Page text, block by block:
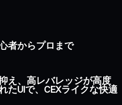
者からプロまで
え、高レバレッジが高度
たUIで、CEXライクな快適